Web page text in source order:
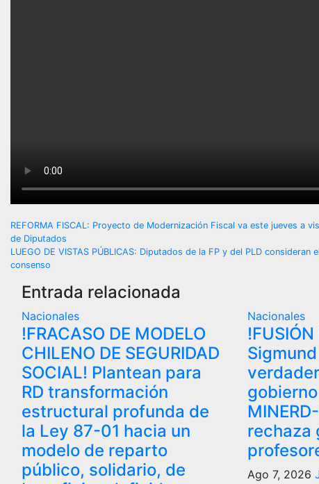
Navegación
de
entradas
REFORMA FISCAL: Proyecto de Modernización Fiscal va este jueves a
de Diputados
LUEGO DE VISTAS PÚBLICAS: Diputados de la FP y del PLD
consenso
Entrada relacionada
Nacionales
!FRACASO DE MODELO
CHILENO DE SEGURIDAD
SOCIAL! Plantean para
RD transformación
estructural profunda de
la Ley 87-01 hacia un
modelo de reparto
público, solidario, de
Nacionales
rechaza
Ago 7, 2026